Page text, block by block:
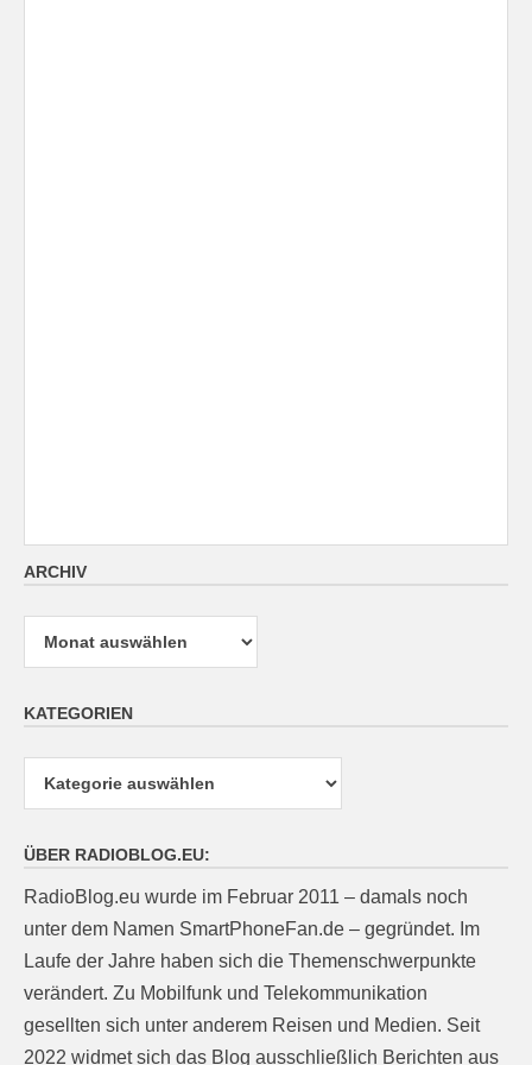
ARCHIV
Archiv
KATEGORIEN
Kategorien
ÜBER RADIOBLOG.EU:
RadioBlog.eu wurde im Februar 2011 – damals noch
unter dem Namen SmartPhoneFan.de – gegründet. Im
Laufe der Jahre haben sich die Themenschwerpunkte
verändert. Zu Mobilfunk und Telekommunikation
gesellten sich unter anderem Reisen und Medien. Seit
2022 widmet sich das Blog ausschließlich Berichten aus